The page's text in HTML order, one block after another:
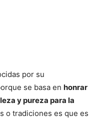
por su
se basa en honrar
y pureza para la
o tradiciones es que es